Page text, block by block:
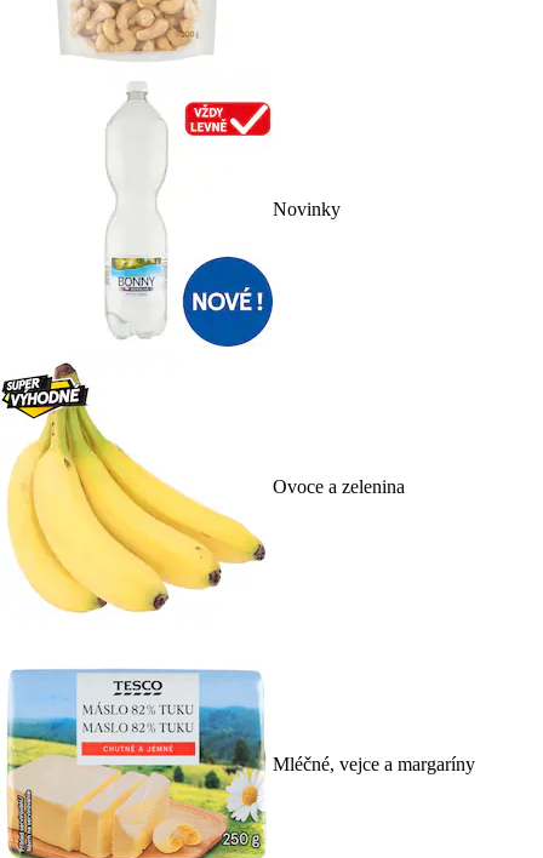
Novinky
Ovoce a zelenina
Mléčné, vejce a margaríny